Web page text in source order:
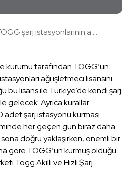
şarj istasyonlarının a ...
kurumu tarafından TOGG’un
ağı işletmeci lisansını
bu lisans ile Türkiye’de kendi şarj
gelecek. Ayrıca kurallar
adet şarj istasyonu kurması
her geçen gün biraz daha
doğru yaklaşırken, önemli bir
göre TOGG’un kurmuş olduğu
Togg Akıllı ve Hızlı Şarj